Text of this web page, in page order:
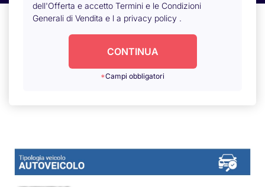
dell'Offerta e accetto Termini e le Condizioni
Generali di Vendita e l a privacy policy .
CONTINUA
*Campi obbligatori